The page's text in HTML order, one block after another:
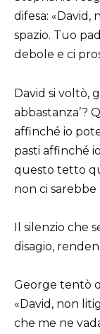
difesa: «David,
spazio. Tuo
debole e ci
David si voltò,
abbastanza’?
affinché io
pasti affinché
questo tetto
non ci sarebbe
Il silenzio che
disagio,
George tentò
«David, non
che me ne